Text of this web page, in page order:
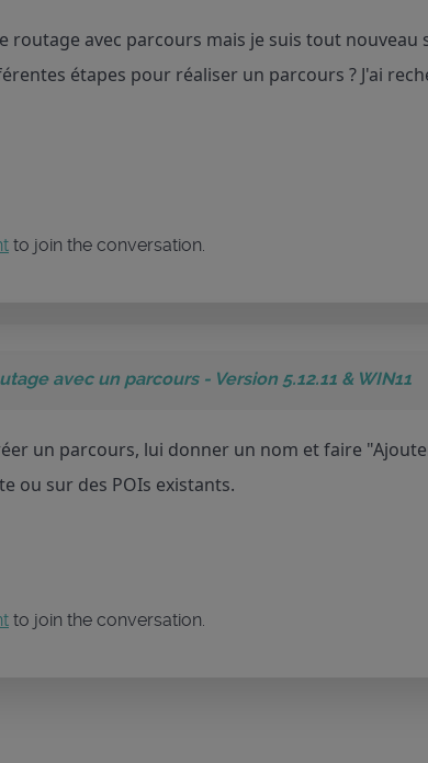
routage avec parcours mais je suis tout nouveau
étapes pour réaliser un parcours ? J'ai
to join the conversation.
avec un parcours - Version 5.12.11 & WIN11
un parcours, lui donner un nom et faire
ou sur des POIs existants.
to join the conversation.